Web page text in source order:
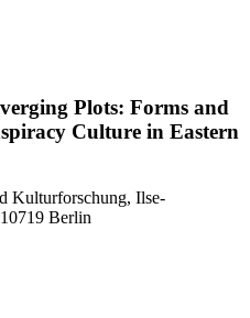
Plots: Forms and
Culture in Eastern
Kulturforschung, Ilse-
Berlin